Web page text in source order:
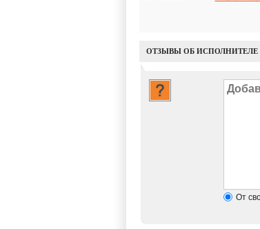
ОТЗЫВЫ ОБ ИСПОЛНИТЕЛЕ
От